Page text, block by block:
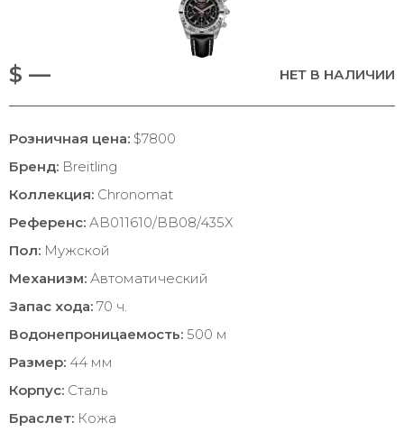
$ — НЕТ В НАЛИЧИИ
Розничная цена: $7800
Бренд: Breitling
Коллекция: Chronomat
Референс: AB011610/BB08/435X
Пол: Мужской
Механизм: Автоматический
Запас хода: 70 ч.
Водонепроницаемость: 500 м
Размер: 44 мм
Корпус: Сталь
Браслет: Кожа